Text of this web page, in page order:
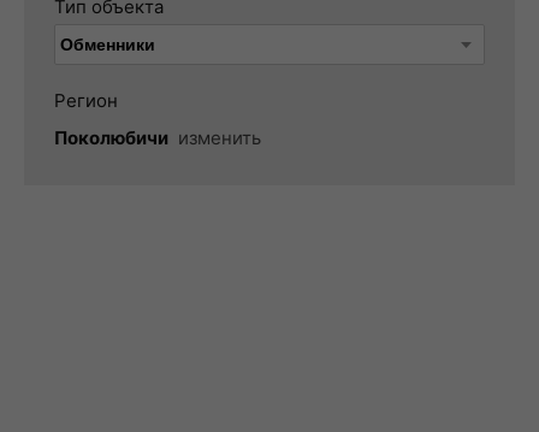
Тип объекта
Регион
Поколюбичи изменить